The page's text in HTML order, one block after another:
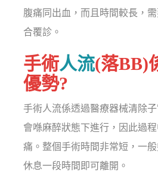
腹痛同出血，而且時間較長，
合覆診。
手術人流(落BB)
優勢?
手術人流係透過醫療器械清除
會喺麻醉狀態下進行，因此過
痛。整個手術時間非常短，一
休息一段時間即可離開。